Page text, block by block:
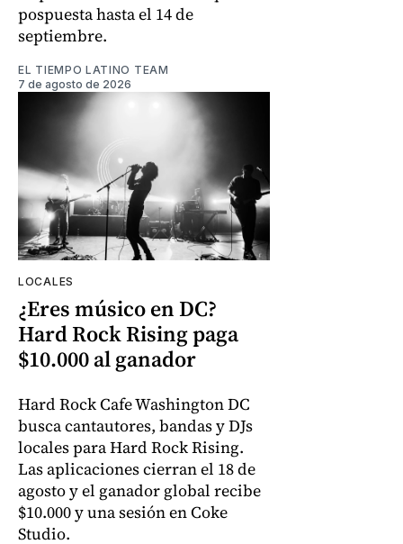
pospuesta hasta el 14 de
septiembre.
EL TIEMPO LATINO TEAM
7 de agosto de 2026
LOCALES
¿Eres músico en DC?
Hard Rock Rising paga
$10.000 al ganador
Hard Rock Cafe Washington DC
busca cantautores, bandas y DJs
locales para Hard Rock Rising.
Las aplicaciones cierran el 18 de
agosto y el ganador global recibe
$10.000 y una sesión en Coke
Studio.